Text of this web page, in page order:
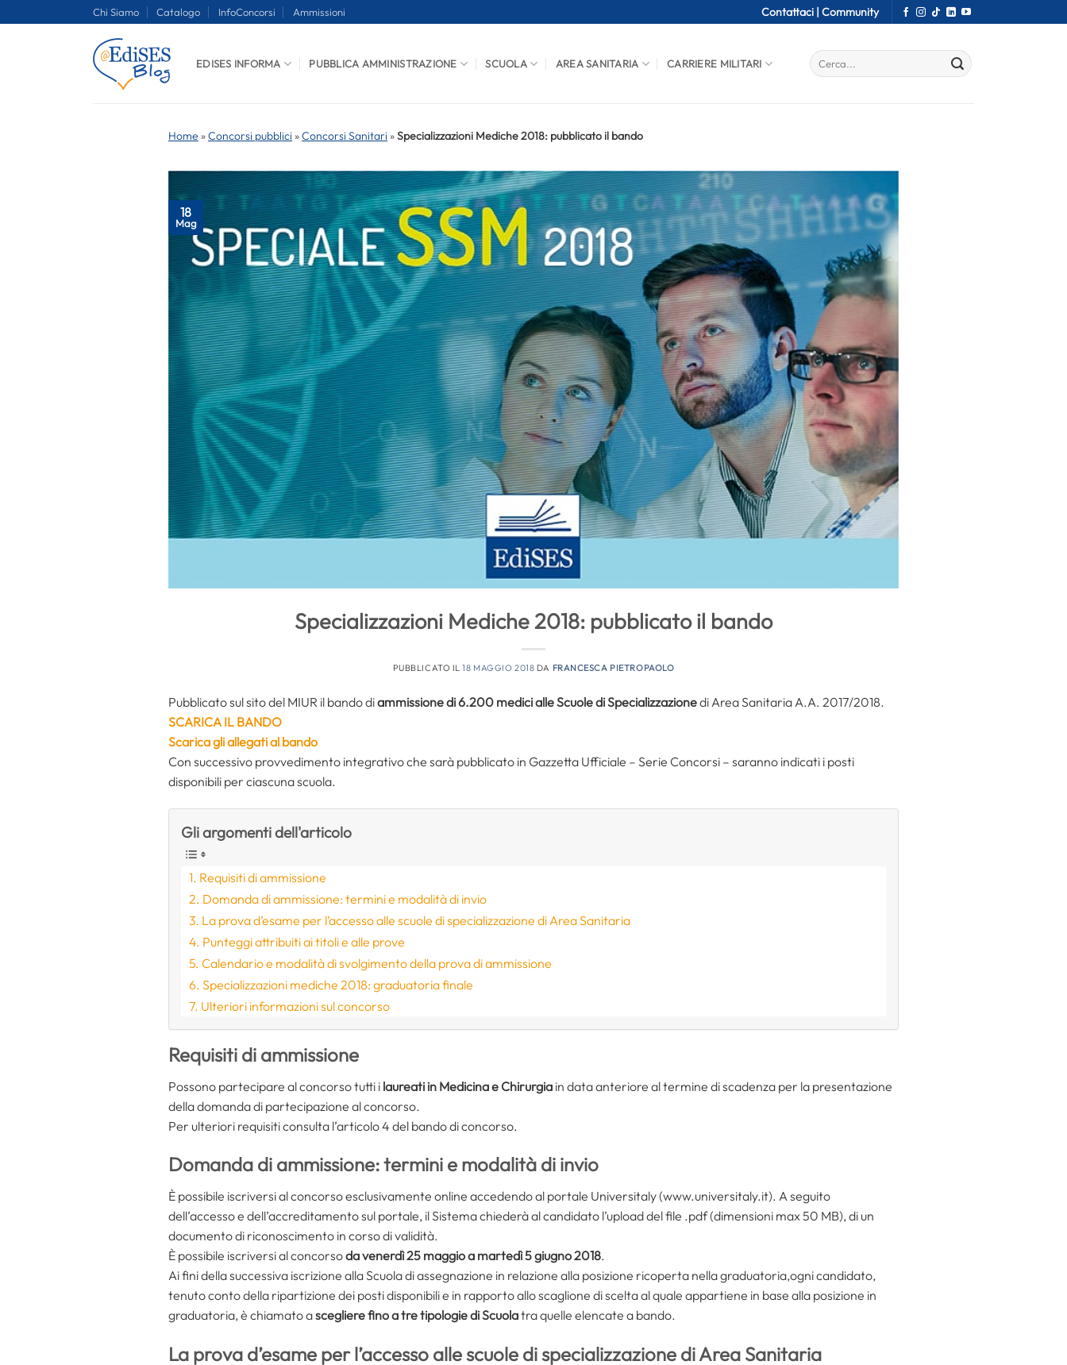
Chi Siamo Catalogo InfoConcorsi Ammissioni Contattaci | Community
EDISES INFORMA PUBBLICA AMMINISTRAZIONE SCUOLA AREA SANITARIA CARRIERE MILITARI
Home »Concorsi pubblici »Concorsi Sanitari »Specializzazioni Mediche 2018: pubblicato il bando
18
Mag
Specializzazioni Mediche 2018: pubblicato il bando
PUBBLICATO IL18 MAGGIO 2018 DA FRANCESCA PIETROPAOLO
Pubblicato sul sito del MIUR il bando diammissione di 6.200 medici alle Scuole di Specializzazionedi Area Sanitaria A.A. 2017/2018.
SCARICA IL BANDO
Scarica gli allegati al bando
Con successivo provvedimento integrativo che sarà pubblicato in Gazzetta Ufficiale – Serie Concorsi – saranno indicati i posti
disponibili per ciascuna scuola.
Gli argomenti dell'articolo
Requisiti di ammissione
Domanda di ammissione: termini e modalità di invio
La prova d’esame per l’accesso alle scuole di specializzazione di Area Sanitaria
Punteggi attribuiti ai titoli e alle prove
Calendario e modalità di svolgimento della prova di ammissione
Specializzazioni mediche 2018: graduatoria finale
Ulteriori informazioni sul concorso
Requisiti di ammissione
Possono partecipare al concorso tutti i laureati in Medicina e Chirurgia in data anteriore al termine di scadenza per la presentazione
della domanda di partecipazione al concorso.
Per ulteriori requisiti consulta l’articolo 4 del bando di concorso.
Domanda di ammissione: termini e modalità di invio
È possibile iscriversi al concorso esclusivamente online accedendo al portale Universitaly (www.universitaly.it). A seguito
dell’accesso e dell’accreditamento sul portale, il Sistema chiederà al candidato l’upload del file .pdf (dimensioni max 50 MB), di un
documento di riconoscimento in corso di validità.
È possibile iscriversi al concorsoda venerdì 25 maggio a martedì 5 giugno 2018.
Ai fini della successiva iscrizione alla Scuola di assegnazione in relazione alla posizione ricoperta nella graduatoria,ogni candidato,
tenuto conto della ripartizione dei posti disponibili e in rapporto allo scaglione di scelta al quale appartiene in base alla posizione in
graduatoria, è chiamato ascegliere fino a tre tipologie di Scuolatra quelle elencate a bando.
La prova d’esame per l’accesso alle scuole di specializzazione di Area Sanitaria